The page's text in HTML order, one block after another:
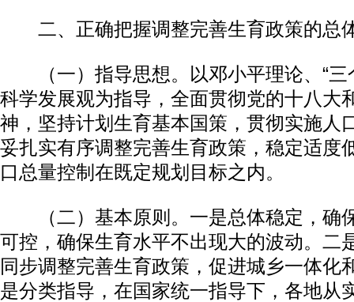
二、正确把握调整完善生育政策的总
（一）指导思想。以邓小平理论、“三
科学发展观为指导，全面贯彻党的十八大
神，坚持计划生育基本国策，贯彻实施人
妥扎实有序调整完善生育政策，稳定适度
口总量控制在既定规划目标之内。
（二）基本原则。一是总体稳定，确
可控，确保生育水平不出现大的波动。二
同步调整完善生育政策，促进城乡一体化
是分类指导，在国家统一指导下，各地从